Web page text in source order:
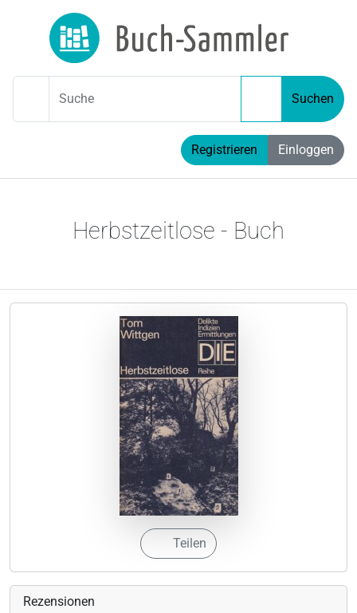
Suche Suchen
Registrieren Einloggen
Herbstzeitlose - Buch
Teilen
Rezensionen